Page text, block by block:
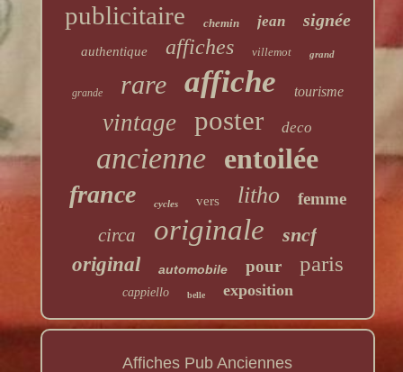
publicitaire chemin jean signée
authentique affiches villemot grand
grande rare affiche tourisme
vintage poster deco
ancienne entoilée
france cycles vers litho femme
circa originale
sncf
original
automobile pour paris
cappiello belle exposition
Affiches Pub Anciennes